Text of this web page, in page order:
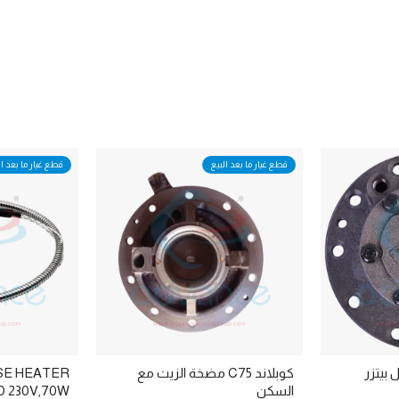
قطع غيار ما بعد البيع
كوبلاند C75 مضخة الزيت مع
السكن
قطع غيار ما بعد
HEATER
230V,70W